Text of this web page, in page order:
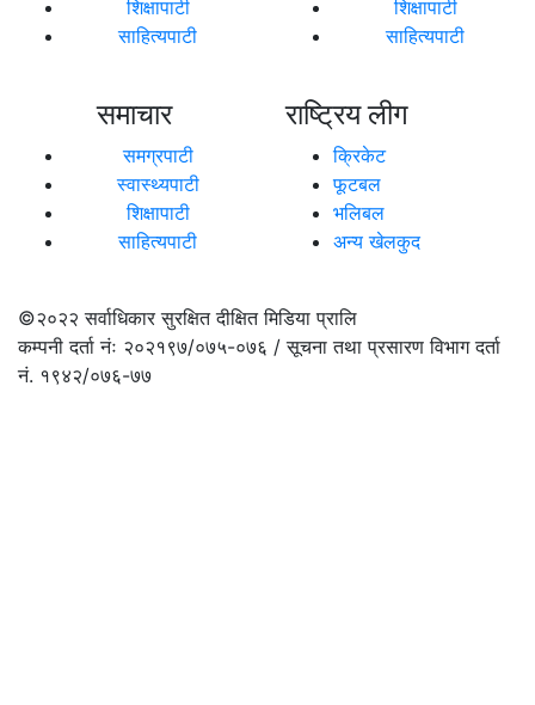
शिक्षापाटी
साहित्यपाटी
शिक्षापाटी
साहित्यपाटी
समाचार
समग्रपाटी
स्वास्थ्यपाटी
शिक्षापाटी
साहित्यपाटी
राष्ट्रिय लीग
क्रिकेट
फूटबल
भलिबल
अन्य खेलकुद
©२०२२सर्वाधिकार सुरक्षित दीक्षित मिडिया प्रालि
कम्पनी दर्ता नंः २०२१९७/०७५-०७६ / सूचना तथा प्रसारण विभाग दर्ता
नं. १९४२/०७६-७७